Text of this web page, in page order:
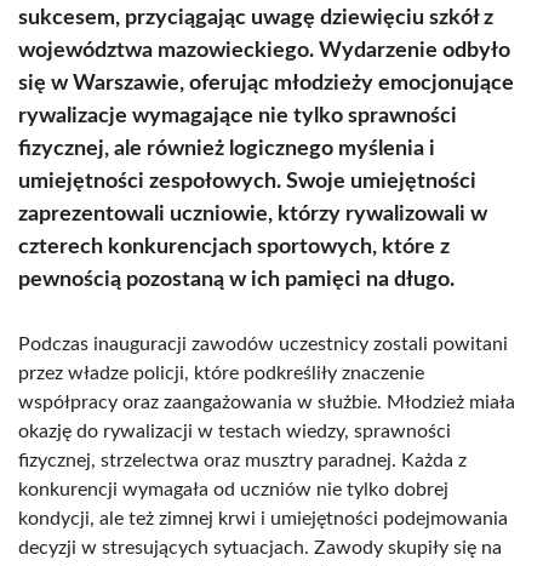
sukcesem, przyciągając uwagę dziewięciu szkół z
województwa mazowieckiego. Wydarzenie odbyło
się w Warszawie, oferując młodzieży emocjonujące
rywalizacje wymagające nie tylko sprawności
fizycznej, ale również logicznego myślenia i
umiejętności zespołowych. Swoje umiejętności
zaprezentowali uczniowie, którzy rywalizowali w
czterech konkurencjach sportowych, które z
pewnością pozostaną w ich pamięci na długo.
Podczas inauguracji zawodów uczestnicy zostali powitani
przez władze policji, które podkreśliły znaczenie
współpracy oraz zaangażowania w służbie. Młodzież miała
okazję do rywalizacji w testach wiedzy, sprawności
fizycznej, strzelectwa oraz musztry paradnej. Każda z
konkurencji wymagała od uczniów nie tylko dobrej
kondycji, ale też zimnej krwi i umiejętności podejmowania
decyzji w stresujących sytuacjach. Zawody skupiły się na